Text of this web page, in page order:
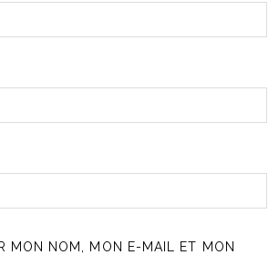
MON NOM, MON E-MAIL ET MON